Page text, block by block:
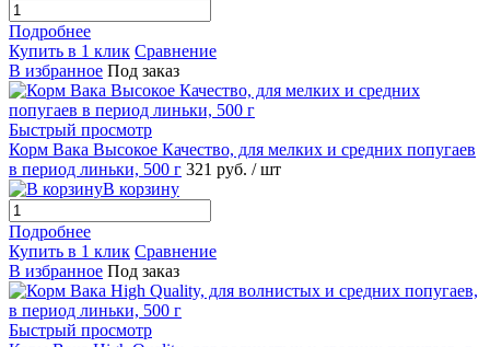
Подробнее
Купить в 1 клик Сравнение
В избранное Под заказ
Быстрый просмотр
Корм Вака Высокое Качество, для мелких и средних попугаев
в период линьки, 500 г 321 руб. / шт
В корзину
Подробнее
Купить в 1 клик Сравнение
В избранное Под заказ
Быстрый просмотр